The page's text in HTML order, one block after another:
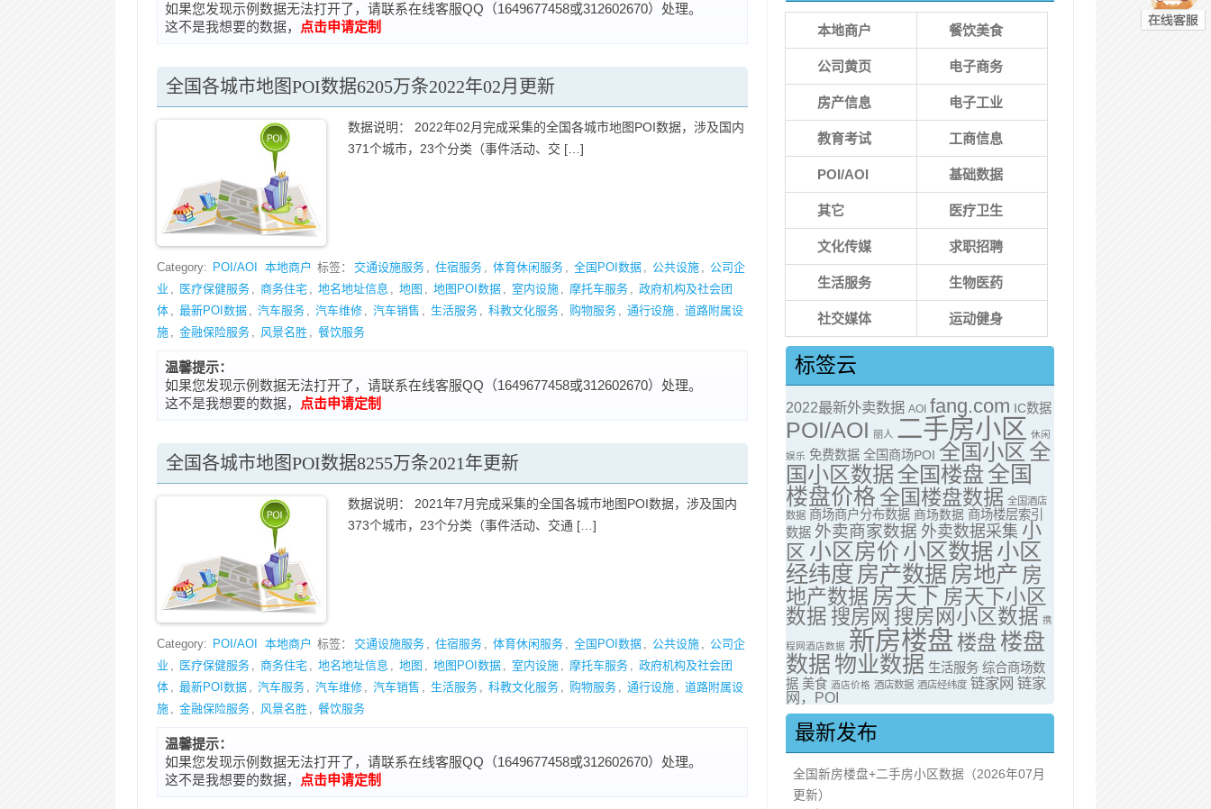
如果您发现示例数据无法打开了，请联系在线客服QQ（1649677458或312602670）处理。
这不是我想要的数据，
点击申请定制
全国各城市地图POI数据6205万条2022年02月更新
数据说明： 2022年02月完成采集的全国各城市地图POI数据，涉及国内
371个城市，23个分类（事件活动、交 […]
Category: POI/AOI 本地商户 标签： 交通设施服务 , 住宿服务 , 体育休闲服务 , 全国POI数据 , 公共设施 , 公司企
业 , 医疗保健服务 , 商务住宅 , 地名地址信息 , 地图 , 地图POI数据 , 室内设施 , 摩托车服务 , 政府机构及社会团
体 , 最新POI数据 , 汽车服务 , 汽车维修 , 汽车销售 , 生活服务 , 科教文化服务 , 购物服务 , 通行设施 , 道路附属设
施 , 金融保险服务 , 风景名胜 , 餐饮服务
温馨提示：
如果您发现示例数据无法打开了，请联系在线客服QQ（1649677458或312602670）处理。
这不是我想要的数据，
点击申请定制
全国各城市地图POI数据8255万条2021年更新
数据说明： 2021年7月完成采集的全国各城市地图POI数据，涉及国内
373个城市，23个分类（事件活动、交通 […]
Category: POI/AOI 本地商户 标签： 交通设施服务 , 住宿服务 , 体育休闲服务 , 全国POI数据 , 公共设施 , 公司企
业 , 医疗保健服务 , 商务住宅 , 地名地址信息 , 地图 , 地图POI数据 , 室内设施 , 摩托车服务 , 政府机构及社会团
体 , 最新POI数据 , 汽车服务 , 汽车维修 , 汽车销售 , 生活服务 , 科教文化服务 , 购物服务 , 通行设施 , 道路附属设
施 , 金融保险服务 , 风景名胜 , 餐饮服务
温馨提示：
如果您发现示例数据无法打开了，请联系在线客服QQ（1649677458或312602670）处理。
这不是我想要的数据，
点击申请定制
本地商户 餐饮美食
公司黄页 电子商务
房产信息 电子工业
教育考试 工商信息
POI/AOI 基础数据
其它 医疗卫生
文化传媒 求职招聘
生活服务 生物医药
社交媒体 运动健身
标签云
2022最新外卖数据 AOI fang.com IC数据
POI/AOI 丽人 二手房小区 休闲
娱乐 免费数据 全国商场POI 全国小区 全
国小区数据全国楼盘全国
楼盘价格 全国楼盘数据 全国酒店
数据 商场商户分布数据 商场数据 商场楼层索引
数据 外卖商家数据 外卖数据采集 小
区 小区房价 小区数据小区
经纬度 房产数据 房地产 房
地产数据 房天下 房天下小区
数据 搜房网 搜房网小区数据 携
程网酒店数据 新房楼盘 楼盘 楼盘
数据 物业数据 生活服务 综合商场数
据 美食 酒店价格 酒店数据 酒店经纬度 链家网 链家
网，POI
最新发布
全国新房楼盘+二手房小区数据（2026年07月
更新）